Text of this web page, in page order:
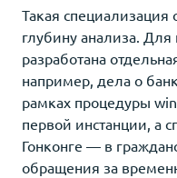
Такая специализация
глубину анализа.
разработана
например, дела о
рамках процедуры
первой инстанции, а
Гонконге — в
обращения за